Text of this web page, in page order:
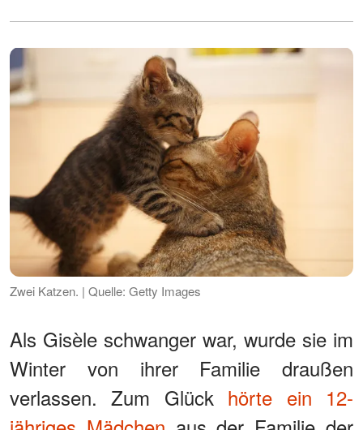
Zwei Katzen. | Quelle: Getty Images
Als Gisèle schwanger war, wurde sie im
Winter von ihrer Familie draußen
verlassen. Zum Glück hörte ein 12-